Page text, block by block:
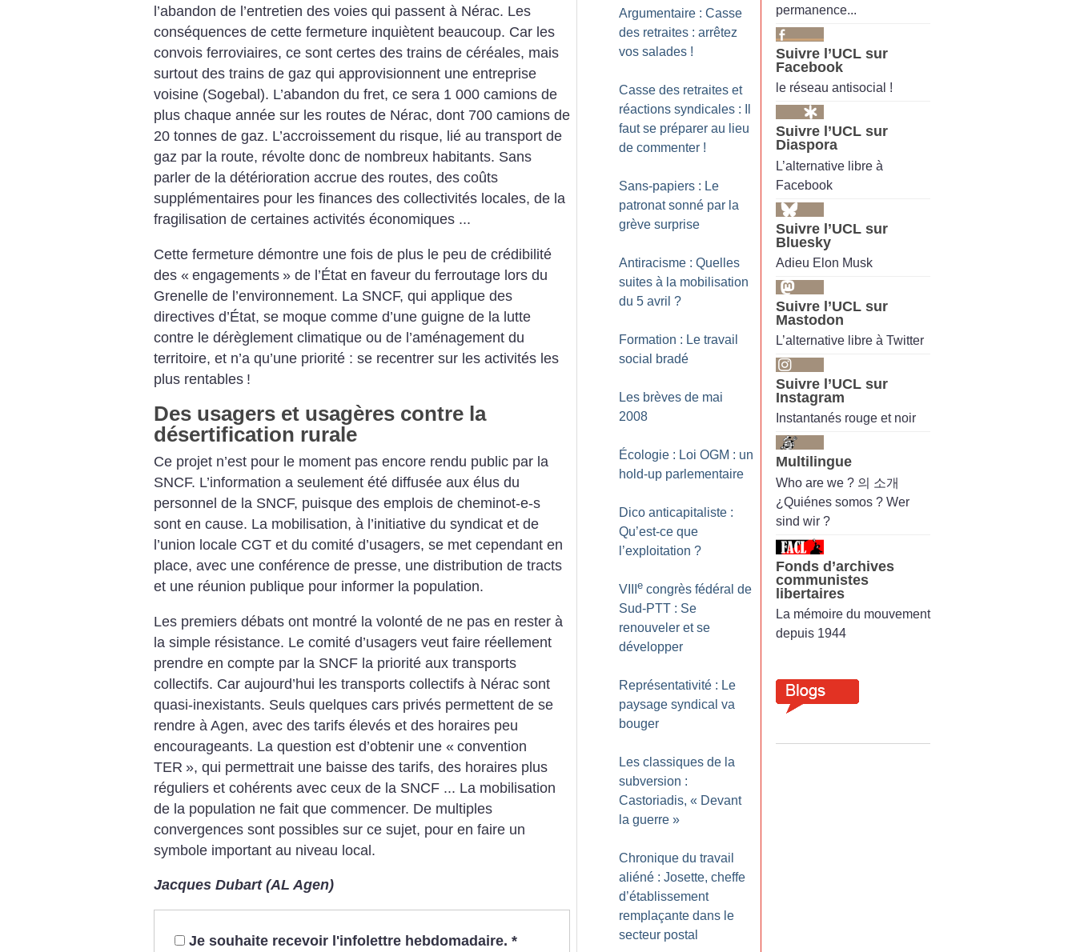
l’abandon de l’entretien des voies qui passent à Nérac. Les
conséquences de cette fermeture inquiètent beaucoup. Car les
convois ferroviaires, ce sont certes des trains de céréales, mais
surtout des trains de gaz qui approvisionnent une entreprise
voisine (Sogebal). L’abandon du fret, ce sera 1 000 camions de
plus chaque année sur les routes de Nérac, dont 700 camions de
20 tonnes de gaz. L’accroissement du risque, lié au transport de
gaz par la route, révolte donc de nombreux habitants. Sans
parler de la détérioration accrue des routes, des coûts
supplémentaires pour les finances des collectivités locales, de la
fragilisation de certaines activités économiques ...
Cette fermeture démontre une fois de plus le peu de crédibilité
des « engagements » de l’État en faveur du ferroutage lors du
Grenelle de l’environnement. La SNCF, qui applique des
directives d’État, se moque comme d’une guigne de la lutte
contre le dérèglement climatique ou de l’aménagement du
territoire, et n’a qu’une priorité : se recentrer sur les activités les
plus rentables !
Des usagers et usagères contre la
désertification rurale
Ce projet n’est pour le moment pas encore rendu public par la
SNCF. L’information a seulement été diffusée aux élus du
personnel de la SNCF, puisque des emplois de cheminot-e-s
sont en cause. La mobilisation, à l’initiative du syndicat et de
l’union locale CGT et du comité d’usagers, se met cependant en
place, avec une conférence de presse, une distribution de tracts
et une réunion publique pour informer la population.
Les premiers débats ont montré la volonté de ne pas en rester à
la simple résistance. Le comité d’usagers veut faire réellement
prendre en compte par la SNCF la priorité aux transports
collectifs. Car aujourd’hui les transports collectifs à Nérac sont
quasi-inexistants. Seuls quelques cars privés permettent de se
rendre à Agen, avec des tarifs élevés et des horaires peu
encourageants. La question est d’obtenir une « convention
TER », qui permettrait une baisse des tarifs, des horaires plus
réguliers et cohérents avec ceux de la SNCF ... La mobilisation
de la population ne fait que commencer. De multiples
convergences sont possibles sur ce sujet, pour en faire un
symbole important au niveau local.
Jacques Dubart (AL Agen)
Je souhaite recevoir l'infolettre hebdomadaire. *
Argumentaire : Casse
des retraites : arrêtez
vos salades !
Casse des retraites et
réactions syndicales : Il
faut se préparer au lieu
de commenter !
Sans-papiers : Le
patronat sonné par la
grève surprise
Antiracisme : Quelles
suites à la mobilisation
du 5 avril ?
Formation : Le travail
social bradé
Les brèves de mai
2008
Écologie : Loi OGM : un
hold-up parlementaire
Dico anticapitaliste :
Qu’est-ce que
l’exploitation ?
VIII e congrès fédéral de
Sud-PTT : Se
renouveler et se
développer
Représentativité : Le
paysage syndical va
bouger
Les classiques de la
subversion :
Castoriadis, « Devant
la guerre »
Chronique du travail
aliéné : Josette, cheffe
d’établissement
remplaçante dans le
secteur postal
permanence...
Suivre l’UCL sur
Facebook
le réseau antisocial !
Suivre l’UCL sur
Diaspora
L’alternative libre à
Facebook
Suivre l’UCL sur
Bluesky
Adieu Elon Musk
Suivre l’UCL sur
Mastodon
L’alternative libre à Twitter
Suivre l’UCL sur
Instagram
Instantanés rouge et noir
Multilingue
Who are we ? 의 소개
¿Quiénes somos ? Wer
sind wir ?
Fonds d’archives
communistes
libertaires
La mémoire du mouvement
depuis 1944